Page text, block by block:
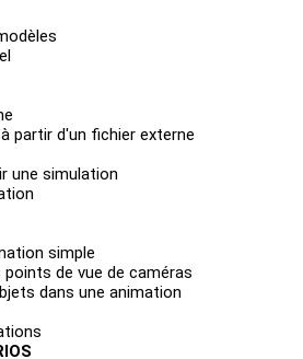
partir d'un fichier externe
une simulation
simple
de vue de caméras
dans une animation